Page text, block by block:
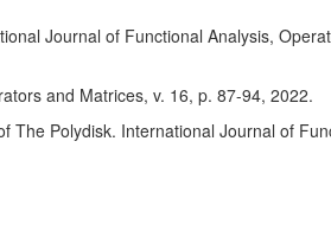
Journal of Functional Analysis,
and Matrices, v. 16, p. 87-94, 2022.
The Polydisk. International Journal of